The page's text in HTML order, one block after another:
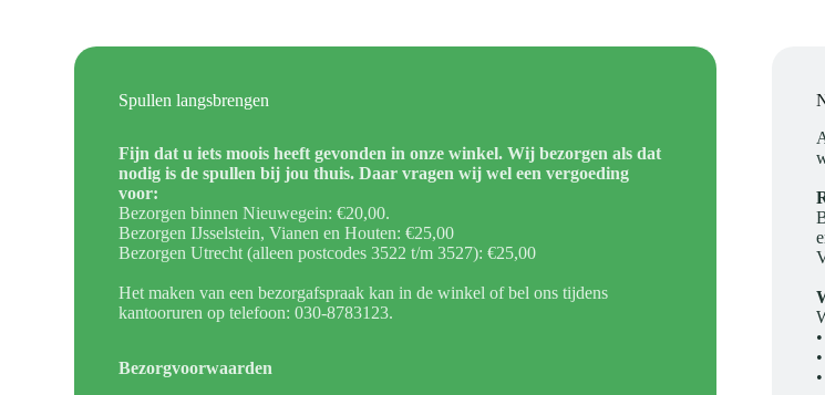
Spullen langsbrengen
Fijn dat u iets moois heeft gevonden in onze winkel. Wij bezorgen als dat
nodig is de spullen bij jou thuis. Daar vragen wij wel een vergoeding
voor:
Bezorgen binnen Nieuwegein: €20,00.
Bezorgen IJsselstein, Vianen en Houten: €25,00
Bezorgen Utrecht (alleen postcodes 3522 t/m 3527): €25,00
Het maken van een bezorgafspraak kan in de winkel of bel ons tijdens
kantooruren op telefoon: 030-8783123.
Bezorgvoorwaarden